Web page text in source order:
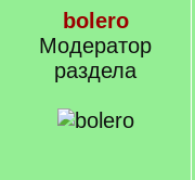
bolero
Модератор
раздела